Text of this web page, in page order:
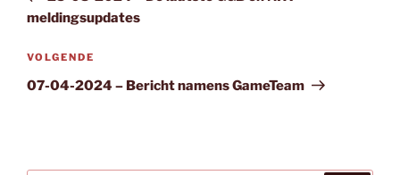
meldingsupdates
Volgend
bericht
VOLGENDE
07-04-2024 – Bericht namens GameTeam